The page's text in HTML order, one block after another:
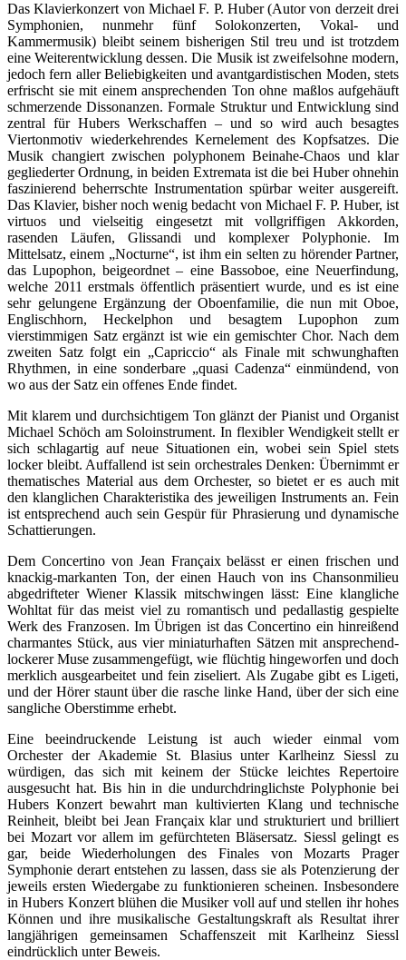
Das Klavierkonzert von Michael F. P. Huber (Autor von derzeit drei
Symphonien, nunmehr fünf Solokonzerten, Vokal- und
Kammermusik) bleibt seinem bisherigen Stil treu und ist trotzdem
eine Weiterentwicklung dessen. Die Musik ist zweifelsohne modern,
jedoch fern aller Beliebigkeiten und avantgardistischen Moden, stets
erfrischt sie mit einem ansprechenden Ton ohne maßlos aufgehäuft
schmerzende Dissonanzen. Formale Struktur und Entwicklung sind
zentral für Hubers Werkschaffen – und so wird auch besagtes
Viertonmotiv wiederkehrendes Kernelement des Kopfsatzes. Die
Musik changiert zwischen polyphonem Beinahe-Chaos und klar
gegliederter Ordnung, in beiden Extremata ist die bei Huber ohnehin
faszinierend beherrschte Instrumentation spürbar weiter ausgereift.
Das Klavier, bisher noch wenig bedacht von Michael F. P. Huber, ist
virtuos und vielseitig eingesetzt mit vollgriffigen Akkorden,
rasenden Läufen, Glissandi und komplexer Polyphonie. Im
Mittelsatz, einem „Nocturne“, ist ihm ein selten zu hörender Partner,
das Lupophon, beigeordnet – eine Bassoboe, eine Neuerfindung,
welche 2011 erstmals öffentlich präsentiert wurde, und es ist eine
sehr gelungene Ergänzung der Oboenfamilie, die nun mit Oboe,
Englischhorn, Heckelphon und besagtem Lupophon zum
vierstimmigen Satz ergänzt ist wie ein gemischter Chor. Nach dem
zweiten Satz folgt ein „Capriccio“ als Finale mit schwunghaften
Rhythmen, in eine sonderbare „quasi Cadenza“ einmündend, von
wo aus der Satz ein offenes Ende findet.
Mit klarem und durchsichtigem Ton glänzt der Pianist und Organist
Michael Schöch am Soloinstrument. In flexibler Wendigkeit stellt er
sich schlagartig auf neue Situationen ein, wobei sein Spiel stets
locker bleibt. Auffallend ist sein orchestrales Denken: Übernimmt er
thematisches Material aus dem Orchester, so bietet er es auch mit
den klanglichen Charakteristika des jeweiligen Instruments an. Fein
ist entsprechend auch sein Gespür für Phrasierung und dynamische
Schattierungen.
Dem Concertino von Jean Françaix belässt er einen frischen und
knackig-markanten Ton, der einen Hauch von ins Chansonmilieu
abgedrifteter Wiener Klassik mitschwingen lässt: Eine klangliche
Wohltat für das meist viel zu romantisch und pedallastig gespielte
Werk des Franzosen. Im Übrigen ist das Concertino ein hinreißend
charmantes Stück, aus vier miniaturhaften Sätzen mit ansprechend-
lockerer Muse zusammengefügt, wie flüchtig hingeworfen und doch
merklich ausgearbeitet und fein ziseliert. Als Zugabe gibt es Ligeti,
und der Hörer staunt über die rasche linke Hand, über der sich eine
sangliche Oberstimme erhebt.
Eine beeindruckende Leistung ist auch wieder einmal vom
Orchester der Akademie St. Blasius unter Karlheinz Siessl zu
würdigen, das sich mit keinem der Stücke leichtes Repertoire
ausgesucht hat. Bis hin in die undurchdringlichste Polyphonie bei
Hubers Konzert bewahrt man kultivierten Klang und technische
Reinheit, bleibt bei Jean Françaix klar und strukturiert und brilliert
bei Mozart vor allem im gefürchteten Bläsersatz. Siessl gelingt es
gar, beide Wiederholungen des Finales von Mozarts Prager
Symphonie derart entstehen zu lassen, dass sie als Potenzierung der
jeweils ersten Wiedergabe zu funktionieren scheinen. Insbesondere
in Hubers Konzert blühen die Musiker voll auf und stellen ihr hohes
Können und ihre musikalische Gestaltungskraft als Resultat ihrer
langjährigen gemeinsamen Schaffenszeit mit Karlheinz Siessl
eindrücklich unter Beweis.